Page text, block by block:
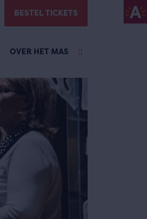
BESTEL TICKETS
OVER HET MAS